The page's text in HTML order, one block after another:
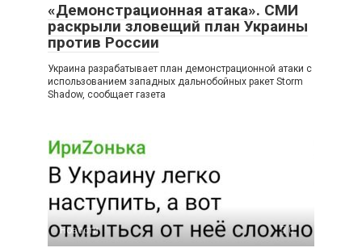
«Демонстрационная атака». СМИ
раскрыли зловещий план Украины
против России
Украина разрабатывает план демонстрационной атаки с
использованием западных дальнобойных ракет Storm
Shadow, сообщает газета
Новости 0